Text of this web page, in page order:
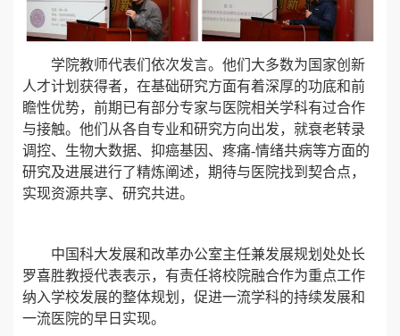
学院教师代表们依次发言。他们大多数为国家创新
人才计划获得者，在基础研究方面有着深厚的功底和前
瞻性优势，前期已有部分专家与医院相关学科有过合作
与接触。他们从各自专业和研究方向出发，就衰老转录
调控、生物大数据、抑癌基因、疼痛-情绪共病等方面的
研究及进展进行了精炼阐述，期待与医院找到契合点，
实现资源共享、研究共进。
中国科大发展和改革办公室主任兼发展规划处处长
罗喜胜教授代表表示，有责任将校院融合作为重点工作
纳入学校发展的整体规划，促进一流学科的持续发展和
一流医院的早日实现。